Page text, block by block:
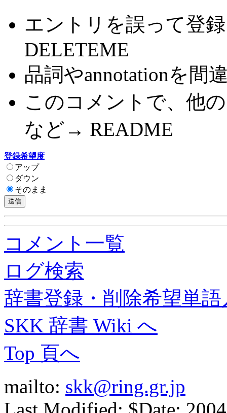
エントリを誤って登
DELETEME
品詞やannotationを間
このコメントで、他
など→ README
登録希望度
アップ
ダウン
そのまま
コメント一覧
ログ検索
辞書登録・削除希望単
SKK 辞書 Wiki へ
Top 頁へ
mailto: skk@ring.gr.jp